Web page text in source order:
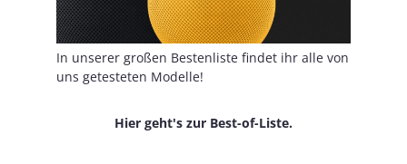
In unserer großen Bestenliste findet ihr alle von
uns getesteten Modelle!
Hier geht's zur Best-of-Liste.